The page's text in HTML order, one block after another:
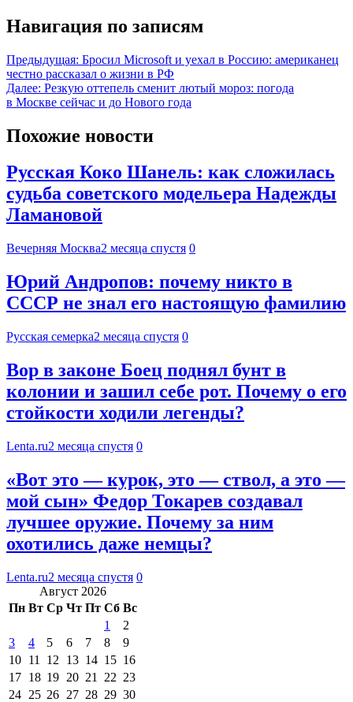
Навигация по записям
Предыдущая: Бросил Microsoft и уехал в Россию: американец
честно рассказал о жизни в РФ
Далее: Резкую оттепель сменит лютый мороз: погода
в Москве сейчас и до Нового года
Похожие новости
Русская Коко Шанель: как сложилась
судьба советского модельера Надежды
Ламановой
Вечерняя Москва2 месяца спустя 0
Юрий Андропов: почему никто в
СССР не знал его настоящую фамилию
Русская семерка2 месяца спустя 0
Вор в законе Боец поднял бунт в
колонии и зашил себе рот. Почему о его
стойкости ходили легенды?
Lenta.ru2 месяца спустя 0
«Вот это — курок, это — ствол, а это —
мой сын» Федор Токарев создавал
лучшее оружие. Почему за ним
охотились даже немцы?
Lenta.ru2 месяца спустя 0
Август 2026
Пн Вт Ср Чт Пт Сб Вс
1
2
3
4 5 6 7 8
9
10 11 12 13 14 15 16
17 18 19 20 21 22 23
24 25 26 27 28 29 30